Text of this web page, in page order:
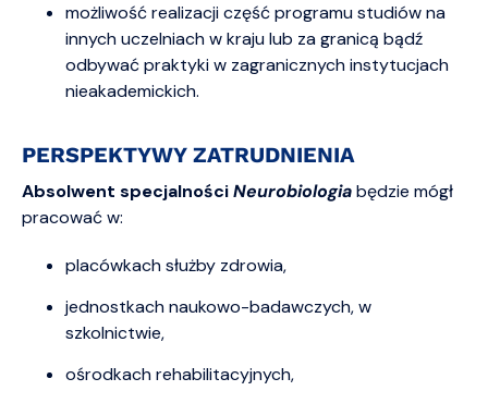
możliwość realizacji część programu studiów na
innych uczelniach w kraju lub za granicą bądź
odbywać praktyki w zagranicznych instytucjach
nieakademickich.
PERSPEKTYWY ZATRUDNIENIA
Absolwent specjalnościNeurobiologiabędzie mógł
pracować w:
placówkach służby zdrowia,
jednostkach naukowo-badawczych, w
szkolnictwie,
ośrodkach rehabilitacyjnych,